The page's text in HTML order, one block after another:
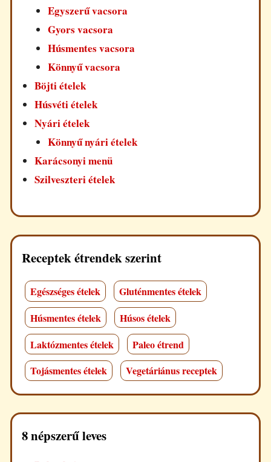
Egyszerű vacsora
Gyors vacsora
Húsmentes vacsora
Könnyű vacsora
Böjti ételek
Húsvéti ételek
Nyári ételek
Könnyű nyári ételek
Karácsonyi menü
Szilveszteri ételek
Receptek étrendek szerint
Egészséges ételek
Gluténmentes ételek
Húsmentes ételek
Húsos ételek
Laktózmentes ételek
Paleo étrend
Tojásmentes ételek
Vegetáriánus receptek
8 népszerű leves